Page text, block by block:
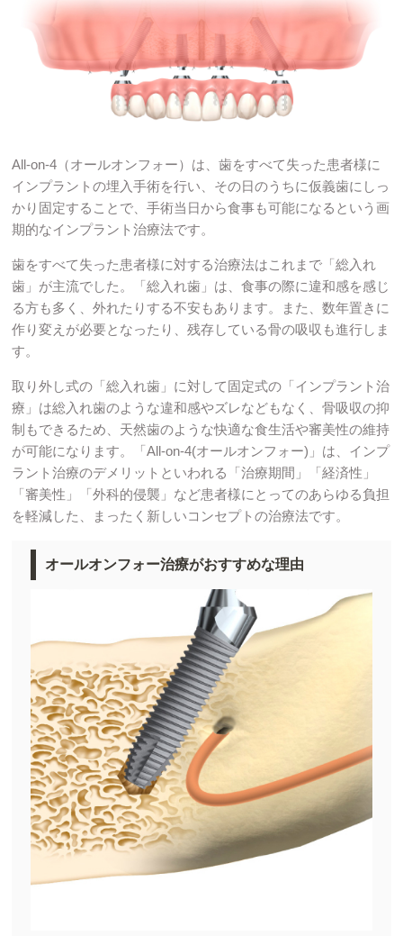
All-on-4（オールオンフォー）は、歯をすべて失った患者様に
インプラントの埋入手術を行い、その日のうちに仮義歯にしっ
かり固定することで、手術当日から食事も可能になるという画
期的なインプラント治療法です。
歯をすべて失った患者様に対する治療法はこれまで「総入れ
歯」が主流でした。「総入れ歯」は、食事の際に違和感を感じ
る方も多く、外れたりする不安もあります。また、数年置きに
作り変えが必要となったり、残存している骨の吸収も進行しま
す。
取り外し式の「総入れ歯」に対して固定式の「インプラント治
療」は総入れ歯のような違和感やズレなどもなく、骨吸収の抑
制もできるため、天然歯のような快適な食生活や審美性の維持
が可能になります。「All-on-4(オールオンフォー)」は、インプ
ラント治療のデメリットといわれる「治療期間」「経済性」
「審美性」「外科的侵襲」など患者様にとってのあらゆる負担
を軽減した、まったく新しいコンセプトの治療法です。
オールオンフォー治療がおすすめな理由